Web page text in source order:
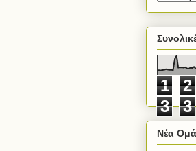
1 2
3
3
Νέα